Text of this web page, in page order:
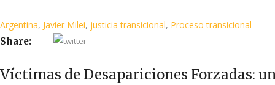
Argentina, Javier Milei, justicia transicional, Proceso transicional
Share:
Víctimas de Desapariciones Forzadas: